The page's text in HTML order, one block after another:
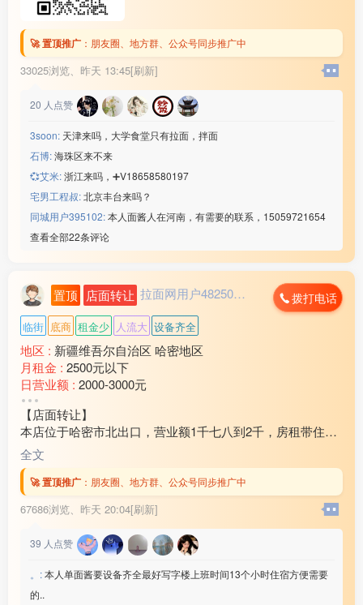
🚀 置顶推广 ： 朋友圈、地方群、公众号同步推广中
33025浏览、 昨天 13:45[刷新]
20 人点赞
3soon: 天津来吗，大学食堂只有拉面，拌面
石博:海珠区来不来
💞艾米:浙江来吗，➕V18658580197
宅男工程叔:北京丰台来吗？
同城用户395102:本人面酱人在河南，有需要的联系，15059721654
查看全部22条评论
置顶 店面转让 拉面网用户482503... 拨打电话
临街 底商 租金少 人流大 设备齐全
地区 : 新疆维吾尔自治区 哈密地区
月租金 : 2500元以下
日营业额 : 2000-3000元
转让费 :
【店面转让】
本店位于哈密市北出口，营业额1千七八到2千，房租带住房
3万2还剩十个月房租，因家中有事现对外转让，装让费15
万，有意向的联系18***21
全文
🚀 置顶推广 ： 朋友圈、地方群、公众号同步推广中
67686浏览、 昨天 20:04[刷新]
39 人点赞
。:本人单面酱要设备齐全最好写字楼上班时间13个小时住宿方便需要
的..